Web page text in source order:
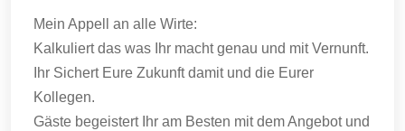
Mein Appell an alle Wirte:
Kalkuliert das was Ihr macht genau und mit Vernunft.
Ihr Sichert Eure Zukunft damit und die Eurer
Kollegen.
Gäste begeistert Ihr am Besten mit dem Angebot und